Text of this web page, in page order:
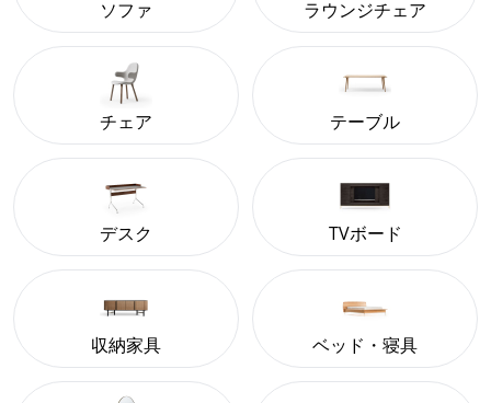
ソファ ラウンジチェア
チェア テーブル
デスク TVボード
収納家具 ベッド・寝具